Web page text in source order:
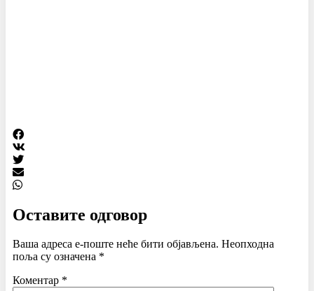
Оставите одговор
Ваша адреса е-поште неће бити објављена. Неопходна
поља су означена *
Коментар *